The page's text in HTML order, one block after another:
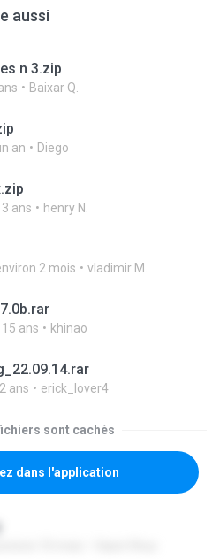
aussi
n 3.zip
Baixar Q.
an Diego
3 ans henry N.
2 mois vladimir M.
15 ans khinao
ans erick_lover4
sont cachés
dans l'application